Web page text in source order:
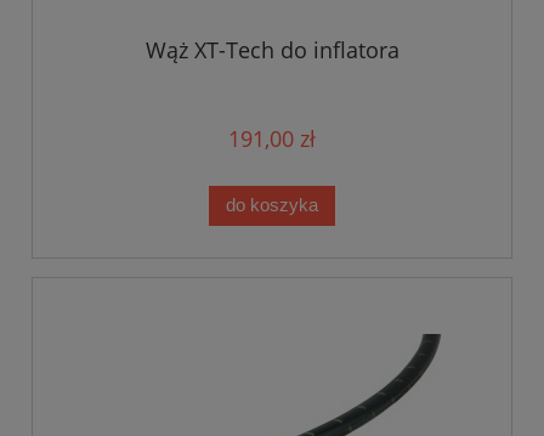
Wąż XT-Tech do inflatora
191,00 zł
do koszyka